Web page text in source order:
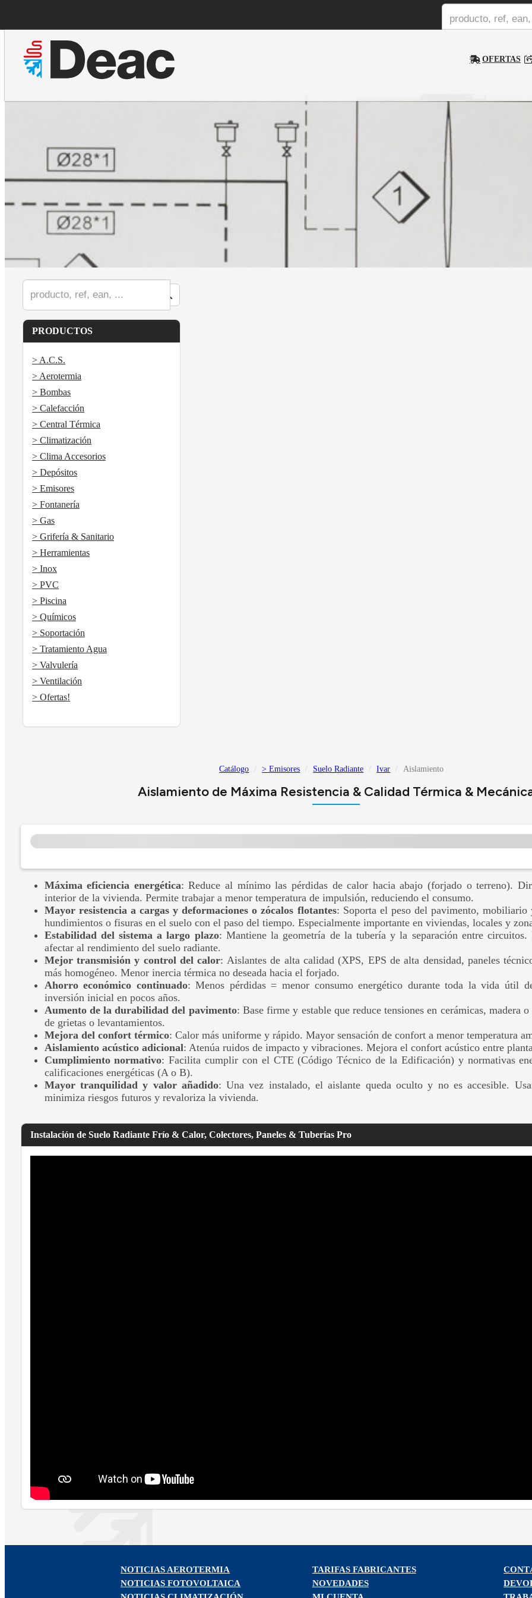
OFERTAS
PRODUCTOS
> A.C.S.
> Aerotermia
> Bombas
> Calefacción
> Central Térmica
> Climatización
> Clima Accesorios
> Depósitos
> Emisores
> Fontanería
> Gas
> Grifería & Sanitario
> Herramientas
> Inox
> PVC
> Piscina
> Químicos
> Soportación
> Tratamiento Agua
> Valvulería
> Ventilación
> Ofertas!
Catálogo > Emisores Suelo Radiante Ivar Aislamiento
Aislamiento de Máxima Resistencia & Calidad Térmica &
Máxima eficiencia energética: Reduce al mínimo las pérdidas de calor hacia abajo (forjado o terreno).
interior de la vivienda. Permite trabajar a menor temperatura de impulsión, reduciendo el consumo.
Mayor resistencia a cargas y deformaciones o zócalos flotantes: Soporta el peso del pavimento,
hundimientos o fisuras en el suelo con el paso del tiempo. Especialmente importante en viviendas, locales y
Estabilidad del sistema a largo plazo: Mantiene la geometría de la tubería y la separación entre circuitos.
afectar al rendimiento del suelo radiante.
Mejor transmisión y control del calor: Aislantes de alta calidad (XPS, EPS de alta densidad, paneles
más homogéneo. Menor inercia térmica no deseada hacia el forjado.
Ahorro económico continuado: Menos pérdidas = menor consumo energético durante toda la vida útil
inversión inicial en pocos años.
Aumento de la durabilidad del pavimento: Base firme y estable que reduce tensiones en cerámicas, madera
de grietas o levantamientos.
Mejora del confort térmico: Calor más uniforme y rápido. Mayor sensación de confort a menor temperatura
Aislamiento acústico adicional: Atenúa ruidos de impacto y vibraciones. Mejora el confort acústico entre
Cumplimiento normativo: Facilita cumplir con el CTE (Código Técnico de la Edificación) y normativas
calificaciones energéticas (A o B).
Mayor tranquilidad y valor añadido: Una vez instalado, el aislante queda oculto y no es accesible.
minimiza riesgos futuros y revaloriza la vivienda.
Instalación de Suelo Radiante Frío & Calor, Colectores, Paneles & Tuberías Pro
NOTICIAS AEROTERMIA
NOTICIAS FOTOVOLTAICA
TARIFAS FABRICANTES
NOVEDADES